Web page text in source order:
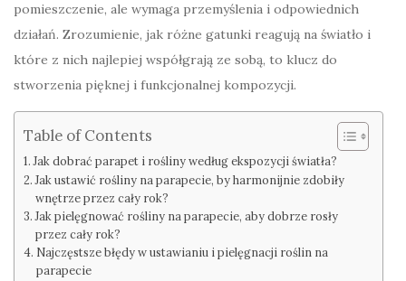
pomieszczenie, ale wymaga przemyślenia i odpowiednich
działań. Zrozumienie, jak różne gatunki reagują na światło i
które z nich najlepiej współgrają ze sobą, to klucz do
stworzenia pięknej i funkcjonalnej kompozycji.
Table of Contents
Jak dobrać parapet i rośliny według ekspozycji światła?
Jak ustawić rośliny na parapecie, by harmonijnie zdobiły
wnętrze przez cały rok?
Jak pielęgnować rośliny na parapecie, aby dobrze rosły
przez cały rok?
Najczęstsze błędy w ustawianiu i pielęgnacji roślin na
parapecie